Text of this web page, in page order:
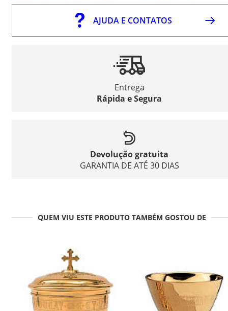
AJUDA E CONTATOS
Entrega
Rápida e Segura
Devolução gratuita
GARANTIA DE ATÉ 30 DIAS
QUEM VIU ESTE PRODUTO TAMBÉM GOSTOU DE